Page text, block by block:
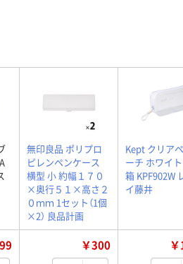
無印良品 ポリプロ
ピレンペンケース
横型 小 約幅１７０
×奥行５１×高さ２
０ｍｍ 1セット（1個
×2） 良品計画
Kept クリア
ーチ ホワイ
箱 KPF902W
イ藤井
￥300